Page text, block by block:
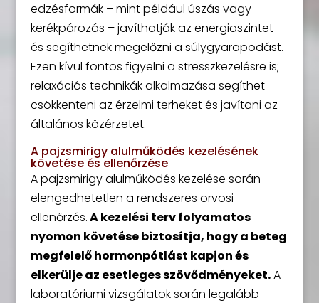
edzésformák – mint például úszás vagy
kerékpározás – javíthatják az energiaszintet
és segíthetnek megelőzni a súlygyarapodást.
Ezen kívül fontos figyelni a stresszkezelésre is;
relaxációs technikák alkalmazása segíthet
csökkenteni az érzelmi terheket és javítani az
általános közérzetet.
A pajzsmirigy alulműködés kezelésének
követése és ellenőrzése
A pajzsmirigy alulműködés kezelése során
elengedhetetlen a rendszeres orvosi
ellenőrzés.A kezelési terv folyamatos
nyomon követése biztosítja, hogy a beteg
megfelelő hormonpótlást kapjon és
elkerülje az esetleges szövődményeket.A
laboratóriumi vizsgálatok során legalább